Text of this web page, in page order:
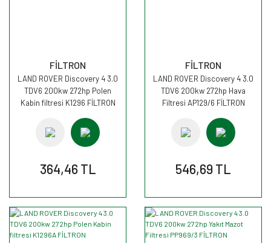
FİLTRON
LAND ROVER Discovery 4 3.0
TDV6 200kw 272hp Polen
Kabin filtresi K1296 FİLTRON
364,46 TL
FİLTRON
LAND ROVER Discovery 4 3.0
TDV6 200kw 272hp Hava
Filtresi AP129/6 FİLTRON
546,69 TL